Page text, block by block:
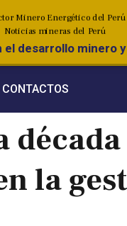
el desarrollo minero
CONTACTOS
la